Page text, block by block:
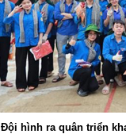
Đội hình ra quân triển